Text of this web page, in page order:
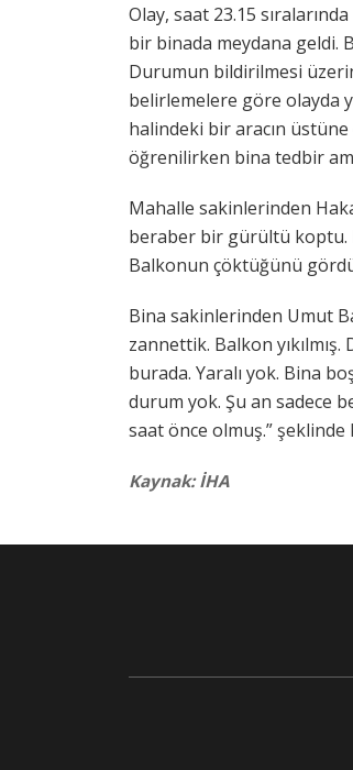
Olay, saat 23.15
bir binada meydana geldi.
Durumun bildirilmesi
belirlemelere göre olayda
halindeki bir aracın üstüne
öğrenilirken bina tedbir
Mahalle sakinlerinden
beraber bir gürültü koptu.
Balkonun çöktüğünü
Bina sakinlerinden Umut
zannettik. Balkon
burada. Yaralı yok. Bina
durum yok. Şu an sadece
saat önce olmuş.”
Kaynak: İHA